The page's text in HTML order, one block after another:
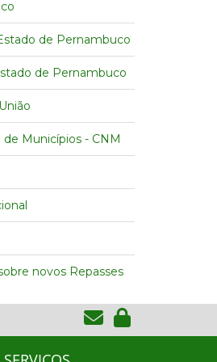
de Pernambuco
de Pernambuco
Municípios - CNM
novos Repasses